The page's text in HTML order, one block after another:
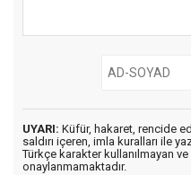
UYARI: Küfür, hakaret, rencide
saldırı içeren, imla kuralları ile
Türkçe karakter kullanılmayan
onaylanmamaktadır.